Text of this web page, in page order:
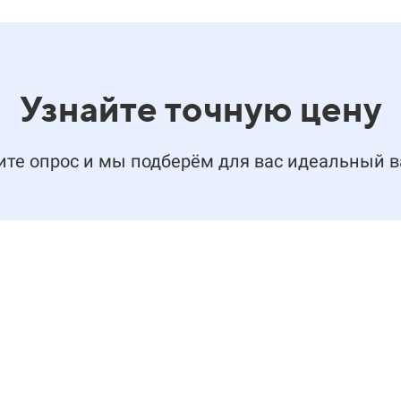
Узнайте точную цену
опрос и мы подберём для вас идеальный